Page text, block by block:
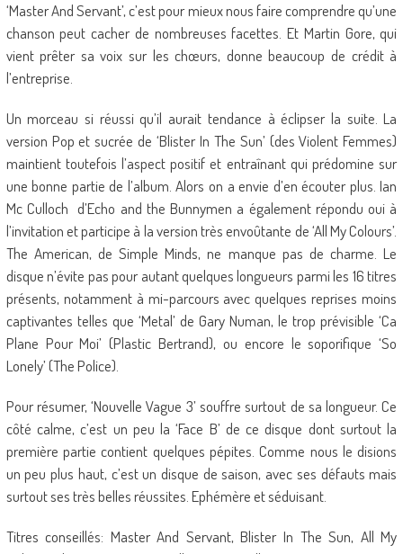
‘Master And Servant’, c’est pour mieux nous faire comprendre qu’une
chanson peut cacher de nombreuses facettes. Et Martin Gore, qui
vient prêter sa voix sur les chœurs, donne beaucoup de crédit à
l’entreprise.
Un morceau si réussi qu’il aurait tendance à éclipser la suite. La
version Pop et sucrée de ‘Blister In The Sun’ (des Violent Femmes)
maintient toutefois l’aspect positif et entraînant qui prédomine sur
une bonne partie de l’album. Alors on a envie d’en écouter plus. Ian
Mc Culloch d’Echo and the Bunnymen a également répondu oui à
l’invitation et participe à la version très envoûtante de ‘All My Colours’.
The American, de Simple Minds, ne manque pas de charme. Le
disque n’évite pas pour autant quelques longueurs parmi les 16 titres
présents, notamment à mi-parcours avec quelques reprises moins
captivantes telles que ‘Metal’ de Gary Numan, le trop prévisible ‘Ca
Plane Pour Moi’ (Plastic Bertrand), ou encore le soporifique ‘So
Lonely’ (The Police).
Pour résumer, ‘Nouvelle Vague 3’ souffre surtout de sa longueur. Ce
côté calme, c’est un peu la ‘Face B’ de ce disque dont surtout la
première partie contient quelques pépites. Comme nous le disions
un peu plus haut, c’est un disque de saison, avec ses défauts mais
surtout ses très belles réussites. Ephémère et séduisant.
Titres conseillés: Master And Servant, Blister In The Sun, All My